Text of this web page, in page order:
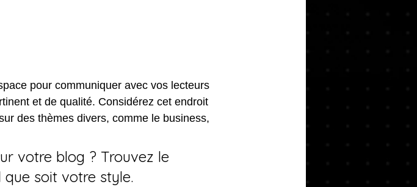
pour communiquer avec vos lecteurs
et de qualité. Considérez cet endroit
des thèmes divers, comme le business,
votre blog ? Trouvez le
soit votre style.